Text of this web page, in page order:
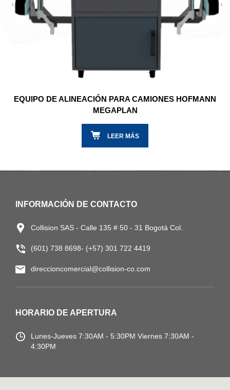
EQUIPO DE ALINEACIÓN PARA CAMIONES HOFMANN
MEGAPLAN
LEER MÁS
INFORMACIÓN DE CONTACTO
Collision SAS - Calle 135 # 50 - 31 Bogotá Col.
(601) 738 8698- (+57) 301 722 4419
direccioncomercial@collision-co.com
HORARIO DE APERTURA
Lunes-Jueves 7:30AM - 5:30PM Viernes 7:30AM -
4:30PM